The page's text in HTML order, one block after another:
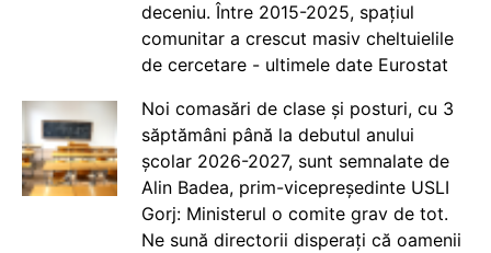
deceniu. Între 2015-2025, spațiul
comunitar a crescut masiv cheltuielile
de cercetare - ultimele date Eurostat
Noi comasări de clase și posturi, cu 3
săptămâni până la debutul anului
școlar 2026-2027, sunt semnalate de
Alin Badea, prim-vicepreședinte USLI
Gorj: Ministerul o comite grav de tot.
Ne sună directorii disperați că oamenii